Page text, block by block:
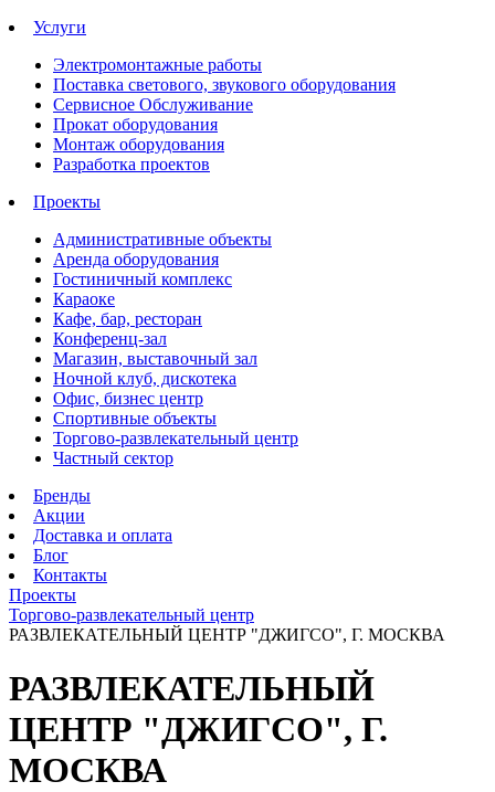
Услуги
Электромонтажные работы
Поставка светового, звукового оборудования
Сервисное Обслуживание
Прокат оборудования
Монтаж оборудования
Разработка проектов
Проекты
Административные объекты
Аренда оборудования
Гостиничный комплекс
Караоке
Кафе, бар, ресторан
Конференц-зал
Магазин, выставочный зал
Ночной клуб, дискотека
Офис, бизнес центр
Спортивные объекты
Торгово-развлекательный центр
Частный сектор
Бренды
Акции
Доставка и оплата
Блог
Контакты
Проекты
Торгово-развлекательный центр
РАЗВЛЕКАТЕЛЬНЫЙ ЦЕНТР "ДЖИГСО", Г. МОСКВА
РАЗВЛЕКАТЕЛЬНЫЙ
ЦЕНТР "ДЖИГСО", Г.
МОСКВА